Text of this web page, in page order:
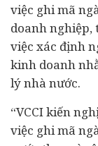
việc ghi mã
doanh nghiệp,
việc xác định
kinh doanh
lý nhà nước.
“VCCI kiến
việc ghi mã